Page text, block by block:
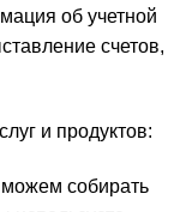
об учетной
счетов,
и продуктов:
собирать